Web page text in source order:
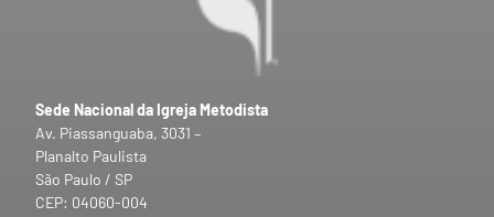
Sede Nacional da Igreja Metodista
Av. Piassanguaba, 3031 –
Planalto Paulista
São Paulo / SP
CEP: 04060-004